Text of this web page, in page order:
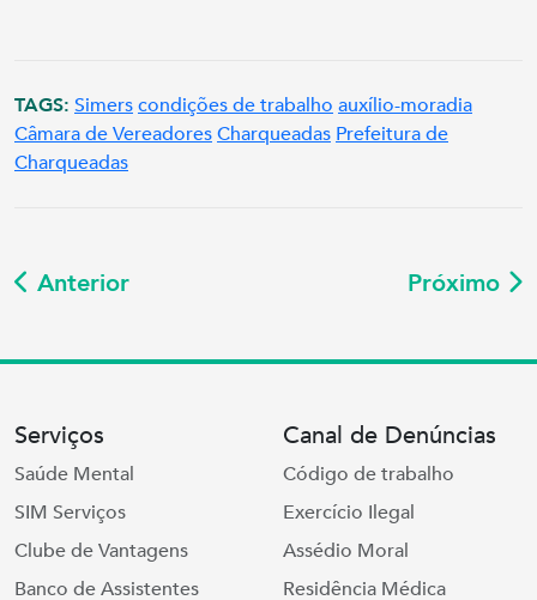
TAGS: Simerscondições de trabalho auxílio-moradia
Câmara de VereadoresCharqueadas Prefeitura de
Charqueadas
Anterior Próximo
Serviços
Saúde Mental
SIM Serviços
Clube de Vantagens
Banco de Assistentes
Canal de Denúncias
Código de trabalho
Exercício Ilegal
Assédio Moral
Residência Médica